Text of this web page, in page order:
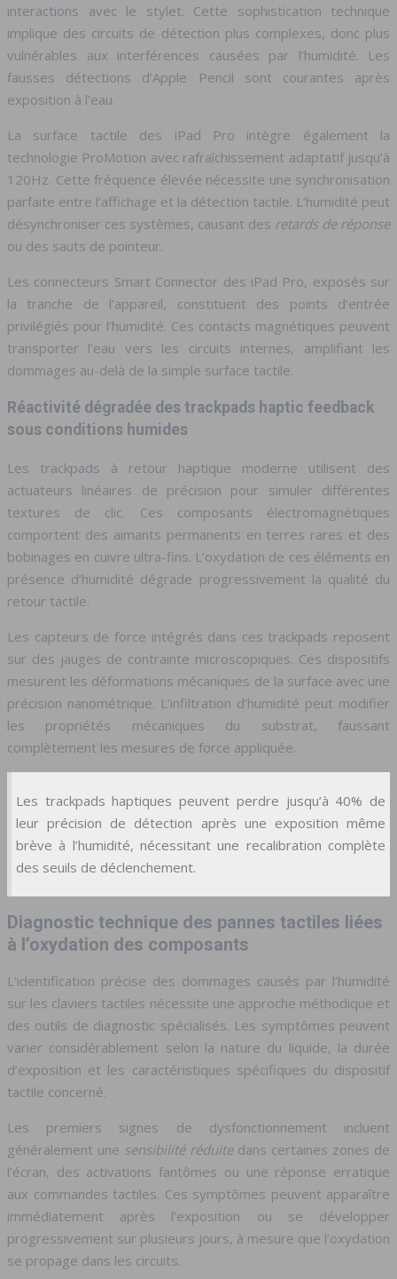
interactions avec le stylet. Cette sophistication technique
implique des circuits de détection plus complexes, donc plus
vulnérables aux interférences causées par l’humidité. Les
fausses détections d’Apple Pencil sont courantes après
exposition à l’eau.
La surface tactile des iPad Pro intègre également la
technologie ProMotion avec rafraîchissement adaptatif jusqu’à
120Hz. Cette fréquence élevée nécessite une synchronisation
parfaite entre l’affichage et la détection tactile. L’humidité peut
désynchroniser ces systèmes, causant des retards de réponse
ou des sauts de pointeur.
Les connecteurs Smart Connector des iPad Pro, exposés sur
la tranche de l’appareil, constituent des points d’entrée
privilégiés pour l’humidité. Ces contacts magnétiques peuvent
transporter l’eau vers les circuits internes, amplifiant les
dommages au-delà de la simple surface tactile.
Réactivité dégradée des trackpads haptic feedback
sous conditions humides
Les trackpads à retour haptique moderne utilisent des
actuateurs linéaires de précision pour simuler différentes
textures de clic. Ces composants électromagnétiques
comportent des aimants permanents en terres rares et des
bobinages en cuivre ultra-fins. L’oxydation de ces éléments en
présence d’humidité dégrade progressivement la qualité du
retour tactile.
Les capteurs de force intégrés dans ces trackpads reposent
sur des jauges de contrainte microscopiques. Ces dispositifs
mesurent les déformations mécaniques de la surface avec une
précision nanométrique. L’infiltration d’humidité peut modifier
les propriétés mécaniques du substrat, faussant
complètement les mesures de force appliquée.
Les trackpads haptiques peuvent perdre jusqu’à 40% de
leur précision de détection après une exposition même
brève à l’humidité, nécessitant une recalibration complète
des seuils de déclenchement.
Diagnostic technique des pannes tactiles liées
à l’oxydation des composants
L’identification précise des dommages causés par l’humidité
sur les claviers tactiles nécessite une approche méthodique et
des outils de diagnostic spécialisés. Les symptômes peuvent
varier considérablement selon la nature du liquide, la durée
d’exposition et les caractéristiques spécifiques du dispositif
tactile concerné.
Les premiers signes de dysfonctionnement incluent
généralement une sensibilité réduite dans certaines zones de
l’écran, des activations fantômes ou une réponse erratique
aux commandes tactiles. Ces symptômes peuvent apparaître
immédiatement après l’exposition ou se développer
progressivement sur plusieurs jours, à mesure que l’oxydation
se propage dans les circuits.